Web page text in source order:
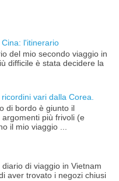
l'itinerario
del mio secondo viaggio in
difficile è stata decidere la
vari dalla Corea.
di bordo è giunto il
più frivoli (e
il mio viaggio ...
di viaggio in Vietnam
aver trovato i negozi chiusi